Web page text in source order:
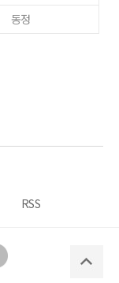
동정
RSS